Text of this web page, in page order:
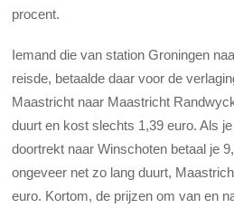
procent.
Iemand die van station Groningen
reisde, betaalde daar voor de
Maastricht naar Maastricht
duurt en kost slechts 1,39 euro. Als
doortrekt naar Winschoten betaal je
ongeveer net zo lang duurt,
euro. Kortom, de prijzen om van en